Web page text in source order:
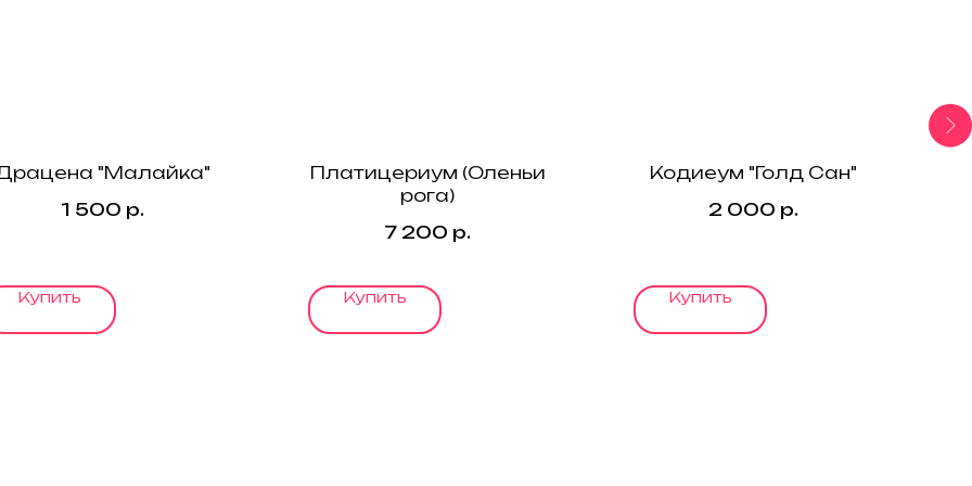
"Малайка"
1 500 р.
Купить
Платицериум (Оленьи
рога)
7 200 р.
Купить
Кодиеум "Голд Сан"
2 000 р.
Купить